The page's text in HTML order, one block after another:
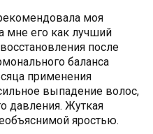
моя
мне его как лучший
после
баланса
применения
выпадение волос,
давления. Жуткая
яростью.